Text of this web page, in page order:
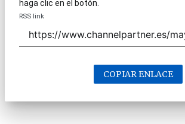
haga clic en el botón.
RSS link
COPIAR ENLACE